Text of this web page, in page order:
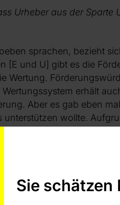
Urheber aus der Sparte
sprachen, bezieht
[E und U] gibt es die
Wertung.
erhält
Aber es gab eben
unterstützen wollte.
die U-Musik.
U teil und die U-
Sie schätzen